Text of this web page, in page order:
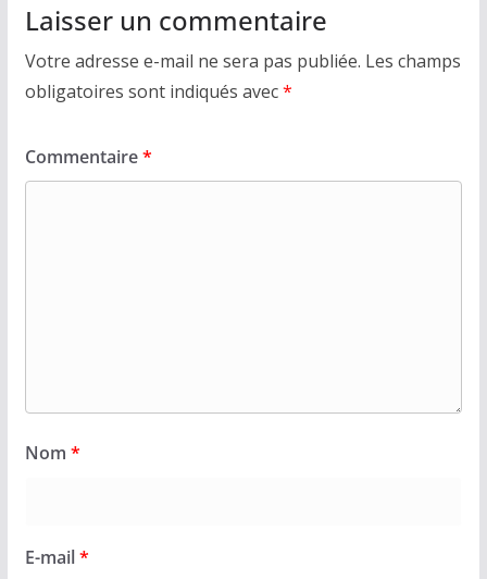
Laisser un commentaire
Votre adresse e-mail ne sera pas publiée. Les champs
obligatoires sont indiqués avec*
Commentaire*
Nom *
E-mail*